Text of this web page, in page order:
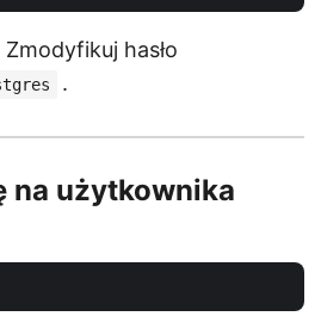
Zmodyfikuj hasło
.
na użytkownika